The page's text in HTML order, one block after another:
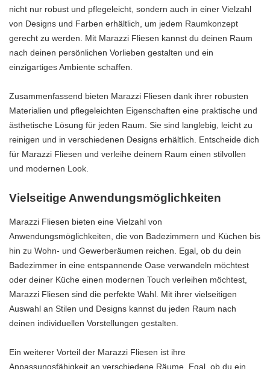
nicht nur robust und pflegeleicht, sondern auch in einer Vielzahl
von Designs und Farben erhältlich, um jedem Raumkonzept
gerecht zu werden. Mit Marazzi Fliesen kannst du deinen Raum
nach deinen persönlichen Vorlieben gestalten und ein
einzigartiges Ambiente schaffen.
Zusammenfassend bieten Marazzi Fliesen dank ihrer robusten
Materialien und pflegeleichten Eigenschaften eine praktische und
ästhetische Lösung für jeden Raum. Sie sind langlebig, leicht zu
reinigen und in verschiedenen Designs erhältlich. Entscheide dich
für Marazzi Fliesen und verleihe deinem Raum einen stilvollen
und modernen Look.
Vielseitige Anwendungsmöglichkeiten
Marazzi Fliesen bieten eine Vielzahl von
Anwendungsmöglichkeiten, die von Badezimmern und Küchen bis
hin zu Wohn- und Gewerberäumen reichen. Egal, ob du dein
Badezimmer in eine entspannende Oase verwandeln möchtest
oder deiner Küche einen modernen Touch verleihen möchtest,
Marazzi Fliesen sind die perfekte Wahl. Mit ihrer vielseitigen
Auswahl an Stilen und Designs kannst du jeden Raum nach
deinen individuellen Vorstellungen gestalten.
Ein weiterer Vorteil der Marazzi Fliesen ist ihre
Anpassungsfähigkeit an verschiedene Räume. Egal, ob du ein